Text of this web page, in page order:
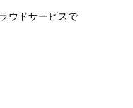
ウドサービスで